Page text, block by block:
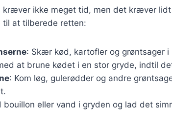
kræver ikke meget tid, men det kræver
til at tilberede retten:
: Skær kød, kartofler og grøntsager i
at brune kødet i en stor gryde, indtil
: Kom løg, gulerødder og andre
eller vand i gryden og lad det